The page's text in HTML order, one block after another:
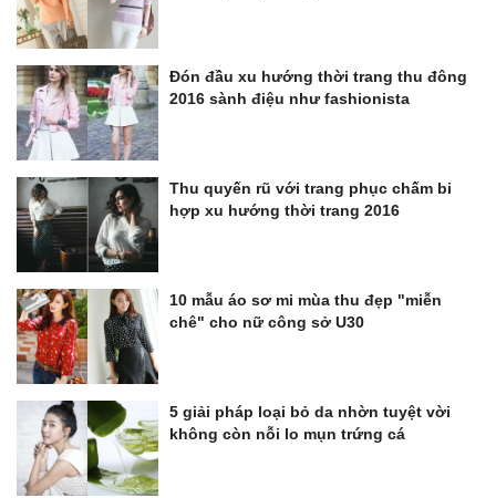
Đón đầu xu hướng thời trang thu đông
2016 sành điệu như fashionista
Thu quyến rũ với trang phục chấm bi
hợp xu hướng thời trang 2016
10 mẫu áo sơ mi mùa thu đẹp "miễn
chê" cho nữ công sở U30
5 giải pháp loại bỏ da nhờn tuyệt vời
không còn nỗi lo mụn trứng cá